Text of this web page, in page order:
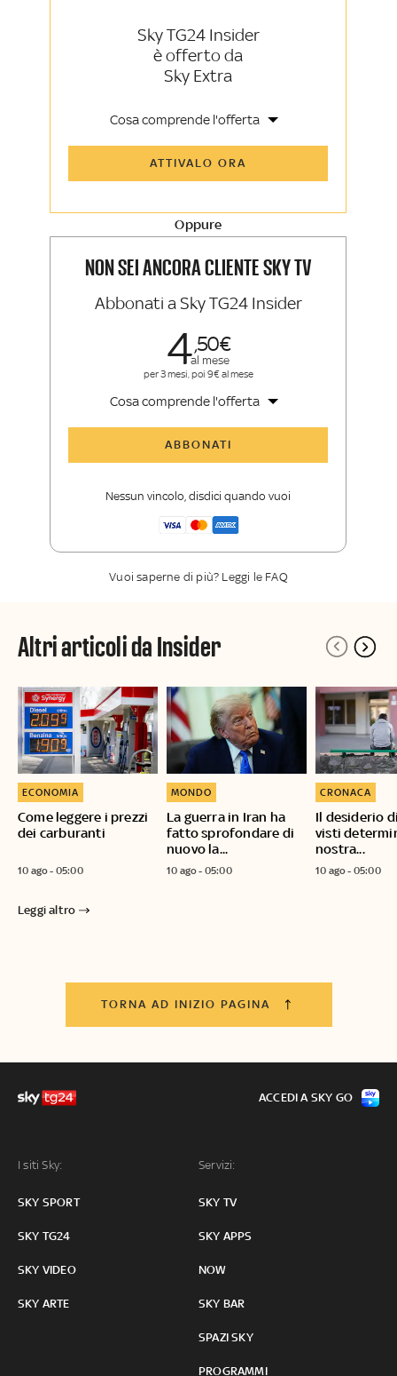
Sky TG24 Insider
è offerto da
Sky Extra
Cosa comprende l'offerta
Sky Sport Insider
La newsletter esclusiva di Sky TG24
ATTIVALO ORA
Oppure
NON SEI ANCORA CLIENTE SKY TV
Abbonati a Sky TG24 Insider
450
al mese
per 3 mesi, poi 9€ al mese
Cosa comprende l'offerta
ABBONATI
Nessun vincolo, disdici quando vuoi
Vuoi saperne di più? Leggi le FAQ
Altri articoli da Insider
Come leggere i prezzi
dei carburanti
ECONOMIA
10 ago - 05:00
La guerra in Iran ha
fatto sprofondare di
nuovo la...
MONDO
10 ago - 05:00
Il desiderio
visti
nostra...
CRONACA
10 ago - 05:00
Leggi altro
TORNA AD INIZIO PAGINA
I siti Sky:
SKY SPORT
SKY TG24
SKY VIDEO
SKY ARTE
Servizi:
SKY TV
SKY APPS
NOW
SKY BAR
SPAZI SKY
PROGRAMMI
ACCEDI A SKY GO